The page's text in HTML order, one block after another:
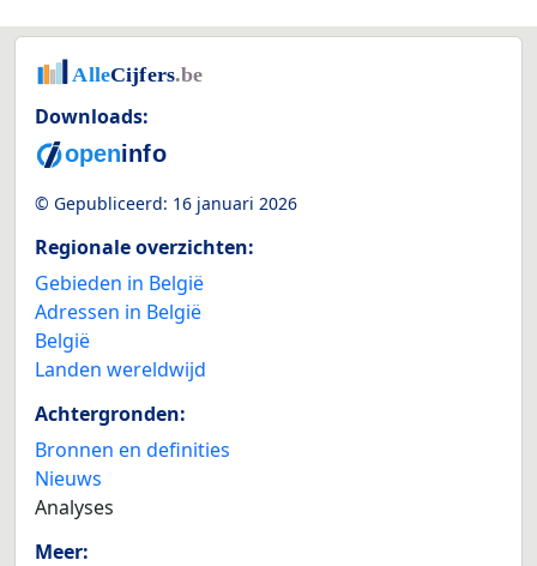
Downloads:
© Gepubliceerd: 16 januari 2026
Regionale overzichten:
Gebieden in België
Adressen in België
België
Landen wereldwijd
Achtergronden:
Bronnen en definities
Nieuws
Analyses
Meer: